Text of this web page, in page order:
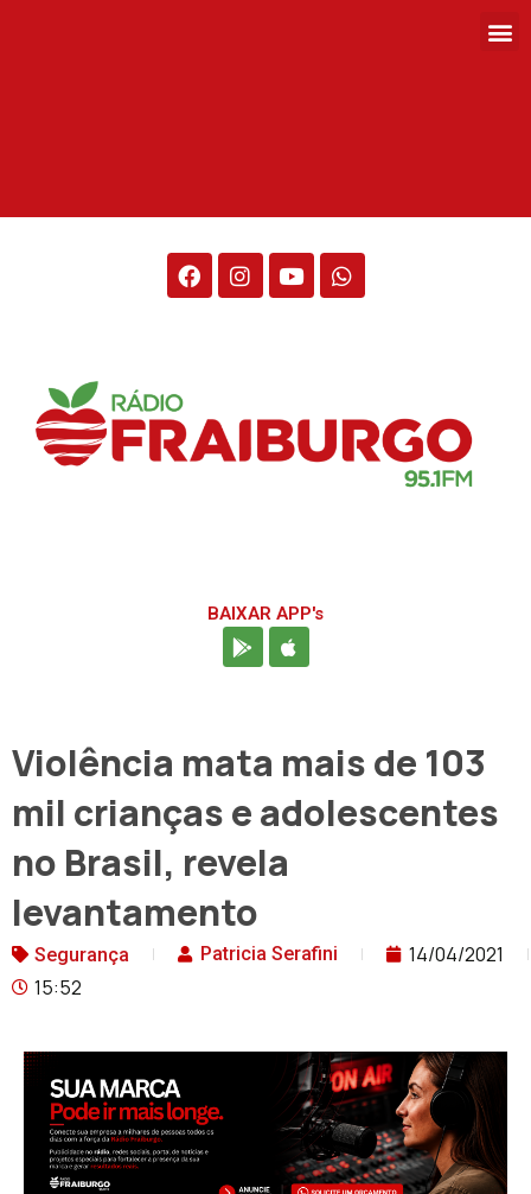
BAIXAR APP's
Violência mata mais de 103
mil crianças e adolescentes
no Brasil, revela
levantamento
Segurança Patricia Serafini
14/04/2021
15:52